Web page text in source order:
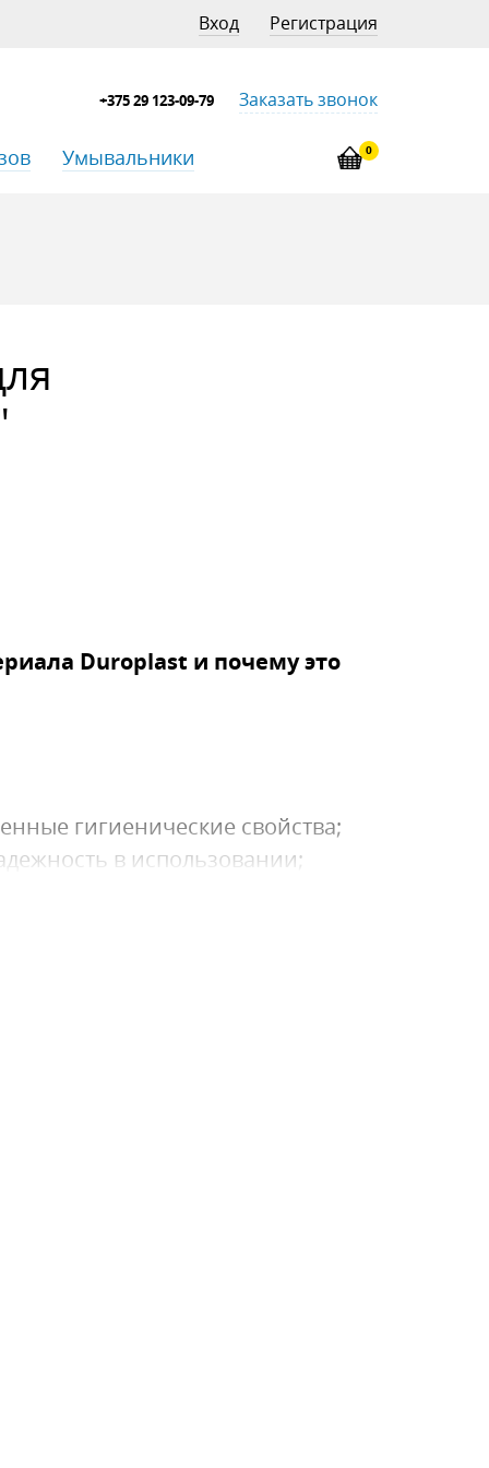
+375 29 123-09-79 Заказать звонок
Вход Регистрация
0
Умывальники
Duroplast и почему это
гигиенические свойства;
в использовании;
технологии;
опцией плавного
смолы.
устойчив к химическому и
гигиеничный и не меняет цвет с
имеют
- очень пластичный материал,